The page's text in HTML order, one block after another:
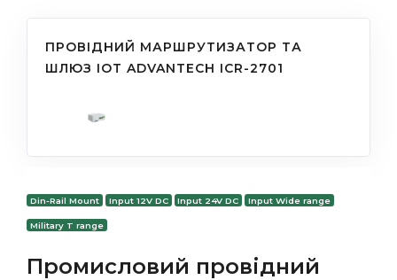
ПРОВІДНИЙ МАРШРУТИЗАТОР ТА
ШЛЮЗ IOT ADVANTECH ICR-2701
Din-Rail Mount Input 12V DC Input 24V DC Input Wide range
Military T range
Промисловий провідний